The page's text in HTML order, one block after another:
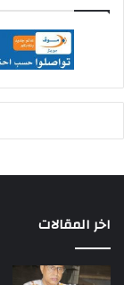
اخر المقالات